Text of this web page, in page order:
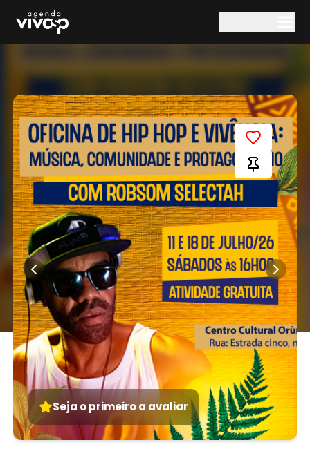
Seja o primeiro a avaliar